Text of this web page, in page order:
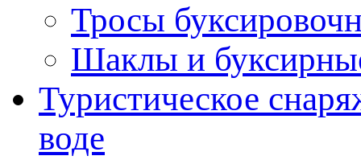
Тросы
Шаклы и
Туристическое
воде